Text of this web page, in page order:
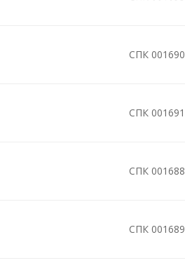
СПК 001690
СПК 001691
СПК 001688
СПК 001689